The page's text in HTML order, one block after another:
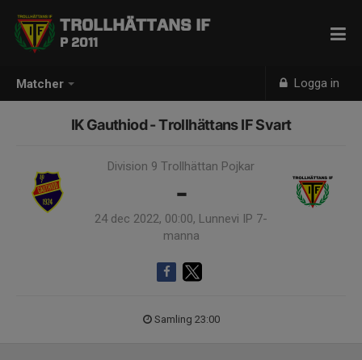
Matcher Logga in
TROLLHÄTTANS IF
P 2011
IK Gauthiod - Trollhättans IF Svart
Division 9 Trollhättan Pojkar
-
24 dec 2022, 00:00, Lunnevi IP 7-
manna
Samling 23:00